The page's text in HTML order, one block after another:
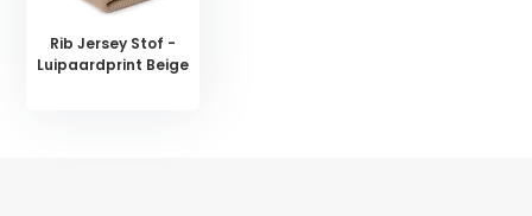
Rib Jersey Stof -
Luipaardprint Beige